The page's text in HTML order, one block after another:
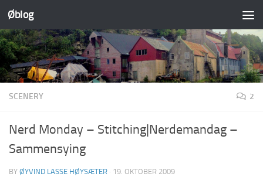
Skip to content
Øblog
SCENERY 2
Nerd Monday – Stitching|Nerdemandag –
Sammensying
BY ØYVIND LASSE HØYSÆTER · 19. OKTOBER 2009